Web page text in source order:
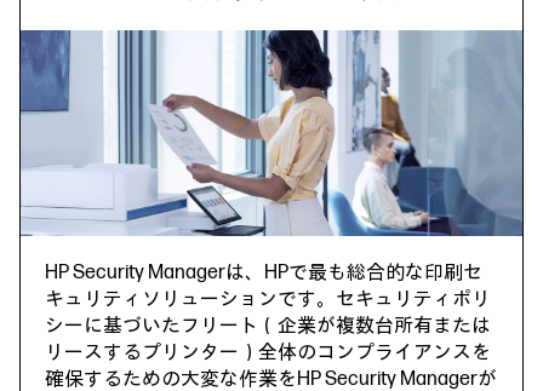
HP Security Managerは、HPで最も総合的な印刷セ
キュリティソリューションです。セキュリティポリ
シーに基づいたフリート（企業が複数台所有または
リースするプリンター）全体のコンプライアンスを
確保するための大変な作業をHP Security Managerが